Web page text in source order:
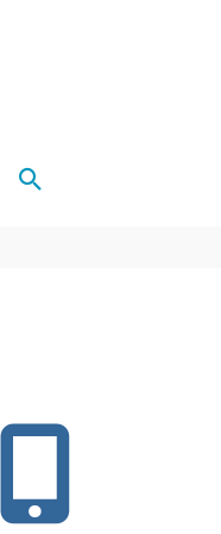
Rechercher